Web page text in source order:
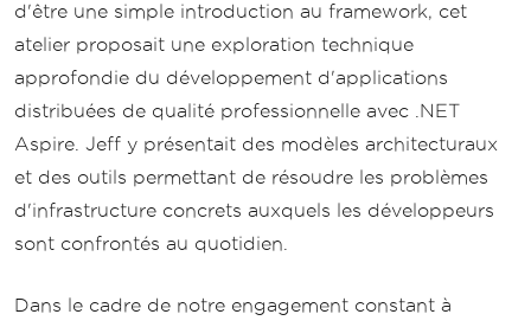
d'être une simple introduction au framework, cet
atelier proposait une exploration technique
approfondie du développement d'applications
distribuées de qualité professionnelle avec .NET
Aspire. Jeff y présentait des modèles architecturaux
et des outils permettant de résoudre les problèmes
d'infrastructure concrets auxquels les développeurs
sont confrontés au quotidien.
Dans le cadre de notre engagement constant à